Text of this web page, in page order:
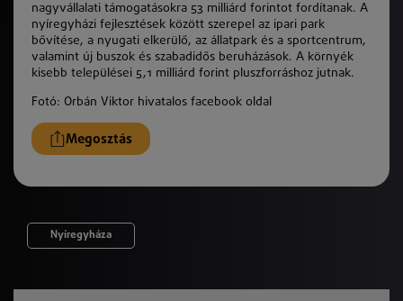
nagyvállalati támogatásokra 53 milliárd forintot fordítanak. A
nyíregyházi fejlesztések között szerepel az ipari park
bővítése, a nyugati elkerülő, az állatpark és a sportcentrum,
valamint új buszok és szabadidős beruházások. A környék
kisebb települései 5,1 milliárd forint pluszforráshoz jutnak.
Fotó: Orbán Viktor hivatalos facebook oldal
Megosztás
Nyíregyháza